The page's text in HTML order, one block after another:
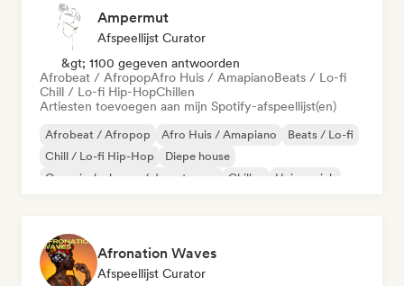
Ampermut
Afspeellijst Curator
&gt; 1100 gegeven antwoorden
Afrobeat / AfropopAfro Huis / AmapianoBeats / Lo-fi
Chill / Lo-fi Hip-HopChillen
Artiesten toevoegen aan mijn Spotify-afspeellijst(en)
Afrobeat / Afropop Afro Huis / Amapiano
Beats / Lo-fi
Chill / Lo-fi Hip-Hop
Diepe house
Organische house / downtempo
Chillen Huismuziek
Afronation Waves
Afspeellijst Curator